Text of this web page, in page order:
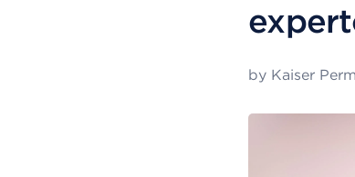
by Kaiser